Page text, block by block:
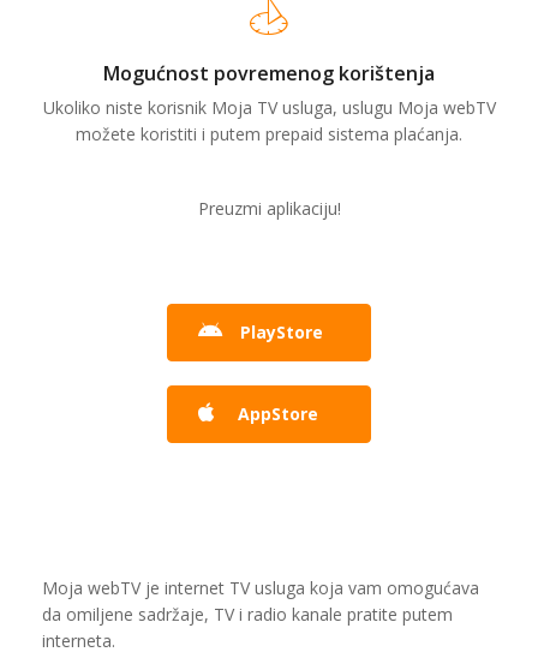
Mogućnost povremenog korištenja
Ukoliko niste korisnik Moja TV usluga, uslugu Moja webTV
možete koristiti i putem prepaid sistema plaćanja.
Preuzmi aplikaciju!
PlayStore
AppStore
Moja webTV je internet TV usluga koja vam omogućava
da omiljene sadržaje, TV i radio kanale pratite putem
interneta.